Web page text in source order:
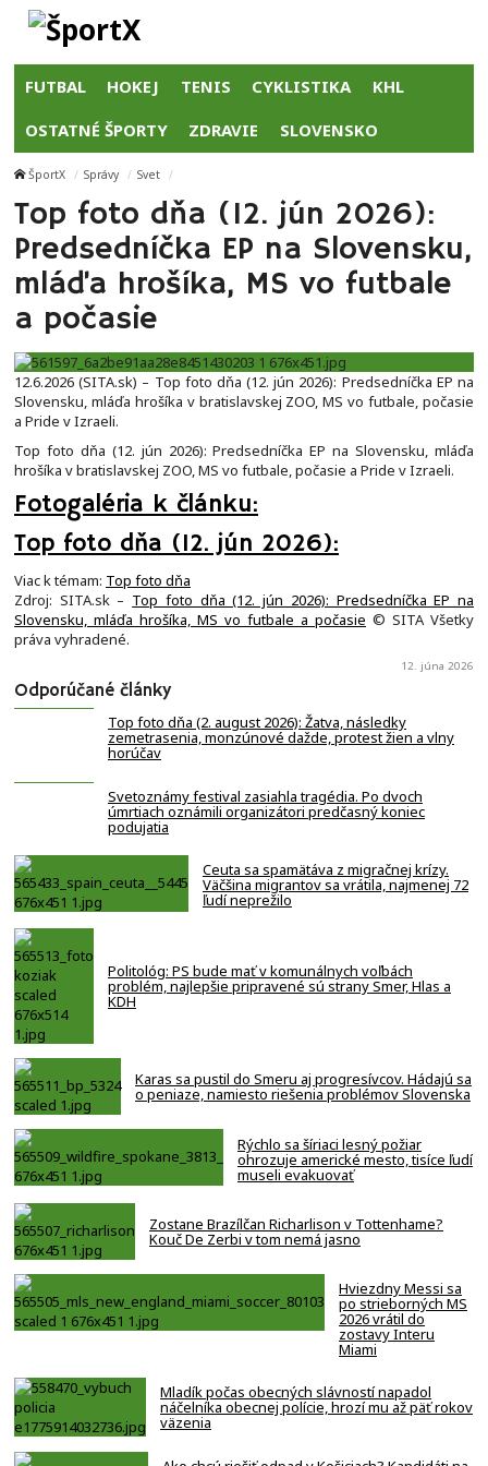
FUTBAL HOKEJ TENIS CYKLISTIKA KHL
OSTATNÉ ŠPORTY ZDRAVIE SLOVENSKO
ŠportX Správy Svet
Top foto dňa (12. jún 2026):
Predsedníčka EP na Slovensku,
mláďa hrošíka, MS vo futbale
a počasie
12.6.2026 (SITA.sk) – Top foto dňa (12. jún 2026): Predsedníčka EP na
Slovensku, mláďa hrošíka v bratislavskej ZOO, MS vo futbale, počasie
a Pride v Izraeli.
Top foto dňa (12. jún 2026): Predsedníčka EP na Slovensku, mláďa
hrošíka v bratislavskej ZOO, MS vo futbale, počasie a Pride v Izraeli.
Fotogaléria k článku:
Top foto dňa (12. jún 2026):
Viac k témam: Top foto dňa
Zdroj: SITA.sk – Top foto dňa (12. jún 2026): Predsedníčka EP na
Slovensku, mláďa hrošíka, MS vo futbale a počasie © SITA Všetky
práva vyhradené.
12. júna 2026
Odporúčané články
Top foto dňa (2. august 2026): Žatva, následky
zemetrasenia, monzúnové dažde, protest žien a vlny
horúčav
Svetoznámy festival zasiahla tragédia. Po dvoch
úmrtiach oznámili organizátori predčasný koniec
podujatia
Ceuta sa spamätáva z migračnej krízy.
Väčšina migrantov sa vrátila, najmenej 72
ľudí neprežilo
Politológ: PS bude mať v komunálnych voľbách
problém, najlepšie pripravené sú strany Smer, Hlas a
KDH
Karas sa pustil do Smeru aj progresívcov. Hádajú sa
o peniaze, namiesto riešenia problémov Slovenska
Rýchlo sa šíriaci lesný požiar
ohrozuje americké mesto, tisíce ľudí
museli evakuovať
Zostane Brazílčan Richarlison v Tottenhame?
Kouč De Zerbi v tom nemá jasno
Hviezdny Messi sa
po strieborných MS
2026 vrátil do
zostavy Interu
Miami
Mladík počas obecných slávností napadol
náčelníka obecnej polície, hrozí mu až päť rokov
väzenia